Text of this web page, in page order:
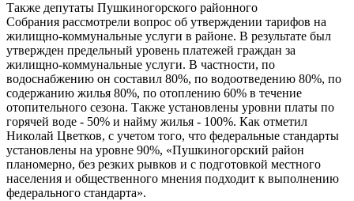
Также депутаты Пушкиногорского районного
Собрания рассмотрели вопрос об утверждении тарифов на
жилищно-коммунальные услуги в районе. В результате был
утвержден предельный уровень платежей граждан за
жилищно-коммунальные услуги. В частности, по
водоснабжению он составил 80%, по водоотведению 80%, по
содержанию жилья 80%, по отоплению 60% в течение
отопительного сезона. Также установлены уровни платы по
горячей воде - 50% и найму жилья - 100%. Как отметил
Николай Цветков, с учетом того, что федеральные стандарты
установлены на уровне 90%, «Пушкиногорский район
планомерно, без резких рывков и с подготовкой местного
населения и общественного мнения подходит к выполнению
федерального стандарта».